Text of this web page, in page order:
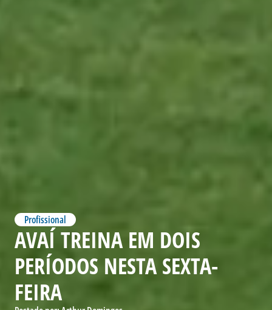
Profissional
AVAÍ TREINA EM DOIS
PERÍODOS NESTA SEXTA-
FEIRA